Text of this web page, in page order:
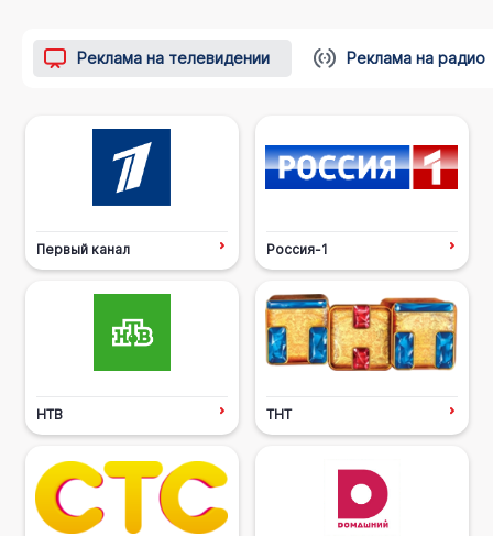
Реклама на телевидении Реклама на радио
Первый канал Россия-1
НТВ ТНТ